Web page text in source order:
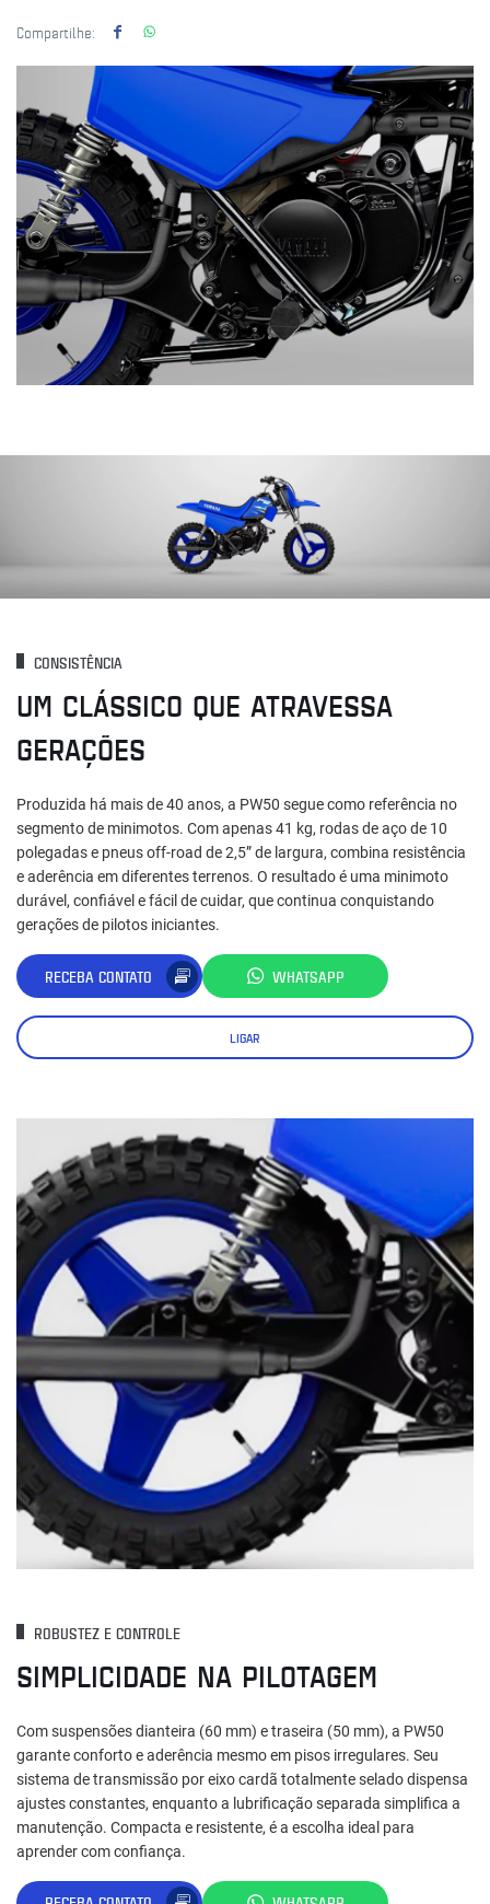
Compartilhe:
CONSISTÊNCIA
UM CLÁSSICO QUE ATRAVESSA
GERAÇÕES
Produzida há mais de 40 anos, a PW50 segue como referência no
segmento de minimotos. Com apenas 41 kg, rodas de aço de 10
polegadas e pneus off-road de 2,5” de largura, combina resistência
e aderência em diferentes terrenos. O resultado é uma minimoto
durável, confiável e fácil de cuidar, que continua conquistando
gerações de pilotos iniciantes.
RECEBA CONTATO WHATSAPP
LIGAR
ROBUSTEZ E CONTROLE
SIMPLICIDADE NA PILOTAGEM
Com suspensões dianteira (60 mm) e traseira (50 mm), a PW50
garante conforto e aderência mesmo em pisos irregulares. Seu
sistema de transmissão por eixo cardã totalmente selado dispensa
ajustes constantes, enquanto a lubrificação separada simplifica a
manutenção. Compacta e resistente, é a escolha ideal para
aprender com confiança.